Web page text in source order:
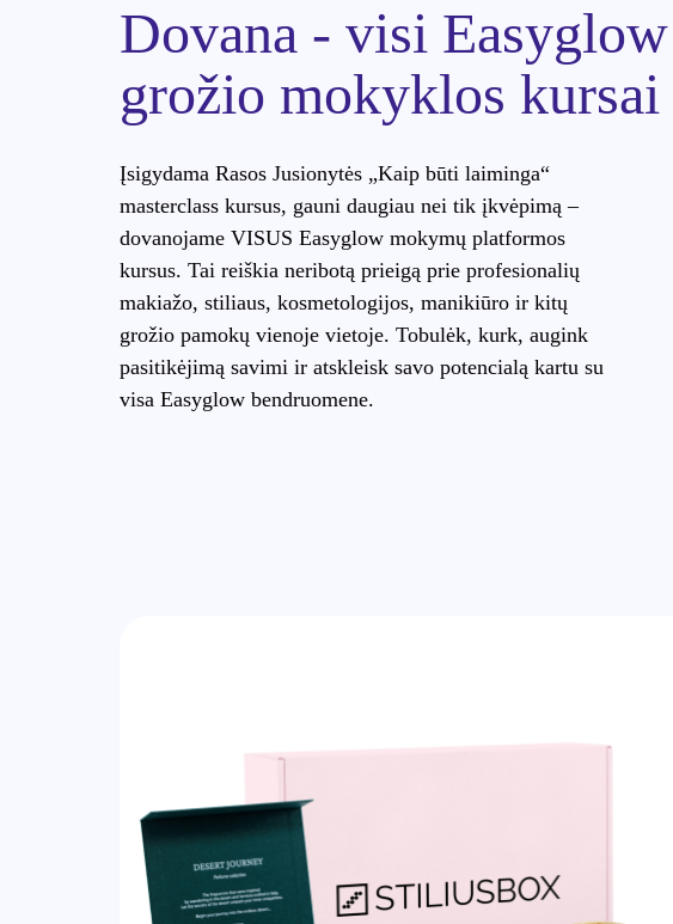
Dovana - visi Easyglow
grožio mokyklos kursai
Įsigydama Rasos Jusionytės „Kaip būti laiminga“
masterclass kursus, gauni daugiau nei tik įkvėpimą –
dovanojame VISUS Easyglow mokymų platformos
kursus. Tai reiškia neribotą prieigą prie profesionalių
makiažo, stiliaus, kosmetologijos, manikiūro ir kitų
grožio pamokų vienoje vietoje. Tobulėk, kurk, augink
pasitikėjimą savimi ir atskleisk savo potencialą kartu su
visa Easyglow bendruomene.